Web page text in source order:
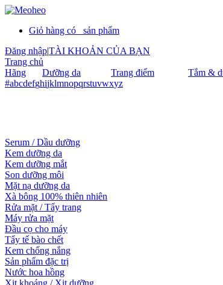
Giỏ hàng có
sản phẩm
Đăng nhập|TÀI KHOẢN CỦA BẠN
Trang chủ
Hãng
Dưỡng da Trang điểm Tắm &
#abcdefghijklmnopqrstuvwxyz
Serum / Dầu dưỡng
Kem dưỡng da
Kem dưỡng mắt
Son dưỡng môi
Mặt nạ dưỡng da
Xà bông 100% thiên nhiên
Rửa mặt / Tẩy trang
Máy rửa mặt
Đầu cọ cho máy
Tẩy tế bào chết
Kem chống nắng
Sản phẩm đặc trị
Nước hoa hồng
Xịt khoáng / Xịt dưỡng